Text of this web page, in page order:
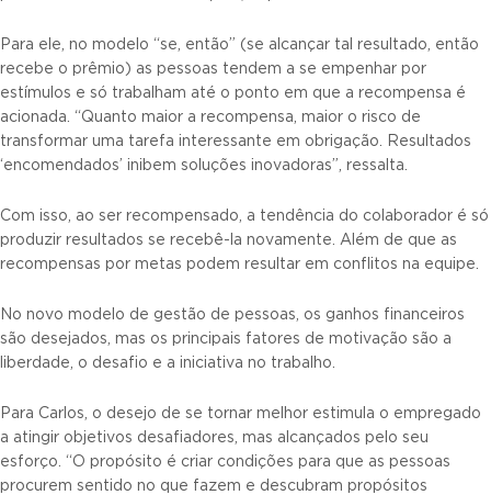
Para ele, no modelo “se, então” (se alcançar tal resultado, então
recebe o prêmio) as pessoas tendem a se empenhar por
estímulos e só trabalham até o ponto em que a recompensa é
acionada. “Quanto maior a recompensa, maior o risco de
transformar uma tarefa interessante em obrigação. Resultados
‘encomendados’ inibem soluções inovadoras”, ressalta.
Com isso, ao ser recompensado, a tendência do colaborador é só
produzir resultados se recebê-la novamente. Além de que as
recompensas por metas podem resultar em conflitos na equipe.
No novo modelo de gestão de pessoas, os ganhos financeiros
são desejados, mas os principais fatores de motivação são a
liberdade, o desafio e a iniciativa no trabalho.
Para Carlos, o desejo de se tornar melhor estimula o empregado
a atingir objetivos desafiadores, mas alcançados pelo seu
esforço. “O propósito é criar condições para que as pessoas
procurem sentido no que fazem e descubram propósitos